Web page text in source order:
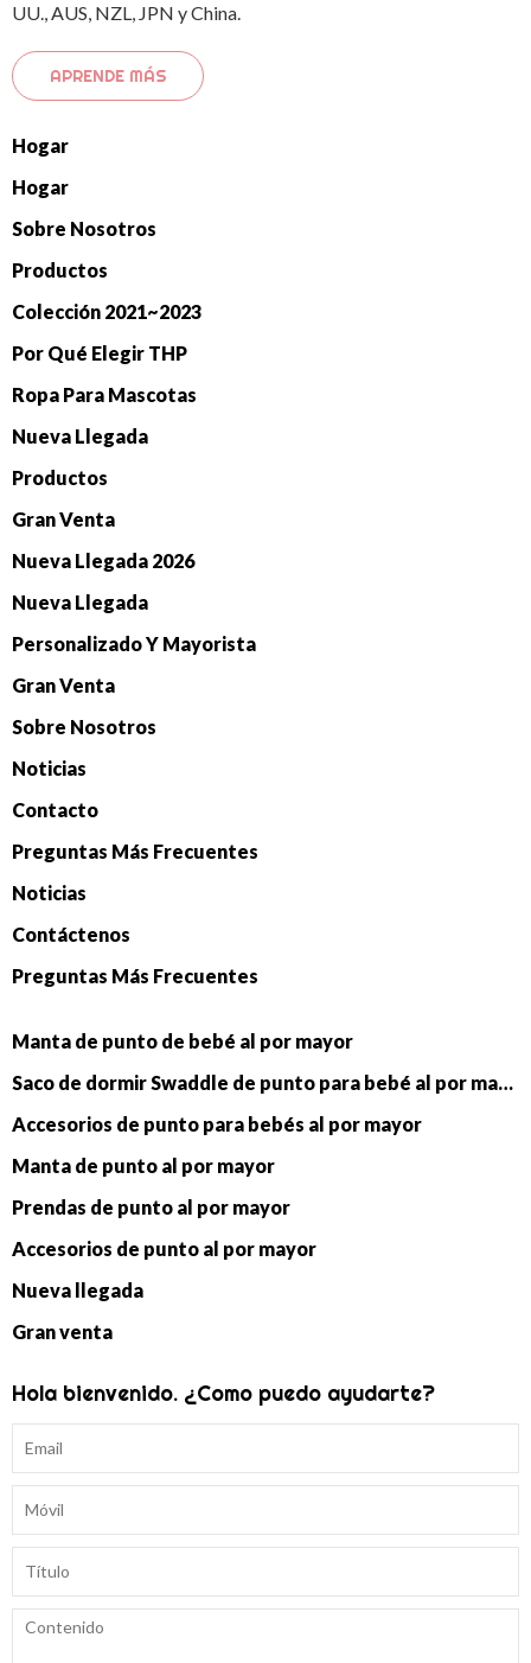
UU., AUS, NZL, JPN y China.
APRENDE MÁS
Hogar
Hogar
Sobre Nosotros
Productos
Colección 2021~2023
Por Qué Elegir THP
Ropa Para Mascotas
Nueva Llegada
Productos
Gran Venta
Nueva Llegada 2026
Nueva Llegada
Personalizado Y Mayorista
Gran Venta
Sobre Nosotros
Noticias
Contacto
Preguntas Más Frecuentes
Noticias
Contáctenos
Preguntas Más Frecuentes
Manta de punto de bebé al por mayor
Saco de dormir Swaddle de punto para bebé al por mayor
Accesorios de punto para bebés al por mayor
Manta de punto al por mayor
Prendas de punto al por mayor
Accesorios de punto al por mayor
Nueva llegada
Gran venta
Hola bienvenido. ¿Como puedo ayudarte?